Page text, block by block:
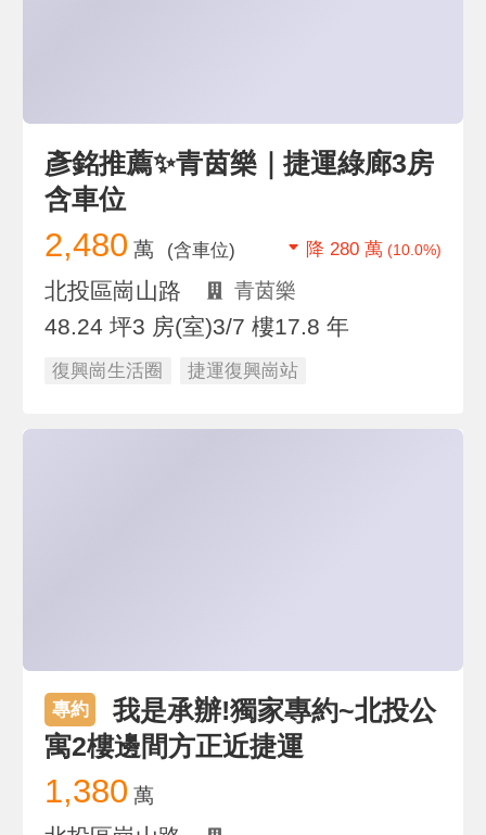
彥銘推薦✨青茵樂｜捷運綠廊3房
含車位
2,480 萬 (含車位) 降 280 萬 (10.0%)
北投區崗山路 青茵樂
48.24 坪3 房(室)3/7 樓17.8 年
復興崗生活圈 捷運復興崗站
專約
我是承辦!獨家專約~北投公
寓2樓邊間方正近捷運
1,380 萬